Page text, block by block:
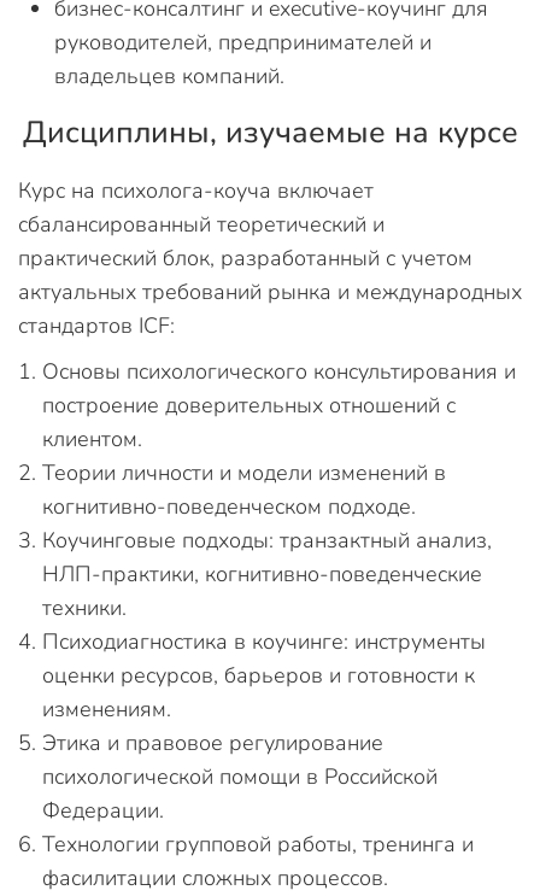
бизнес-консалтинг и executive-коучинг для
руководителей, предпринимателей и
владельцев компаний.
Дисциплины, изучаемые на курсе
Курс на психолога-коуча включает
сбалансированный теоретический и
практический блок, разработанный с учетом
актуальных требований рынка и международных
стандартов ICF:
Основы психологического консультирования и
построение доверительных отношений с
клиентом.
Теории личности и модели изменений в
когнитивно-поведенческом подходе.
Коучинговые подходы: транзактный анализ,
НЛП-практики, когнитивно-поведенческие
техники.
Психодиагностика в коучинге: инструменты
оценки ресурсов, барьеров и готовности к
изменениям.
Этика и правовое регулирование
психологической помощи в Российской
Федерации.
Технологии групповой работы, тренинга и
фасилитации сложных процессов.